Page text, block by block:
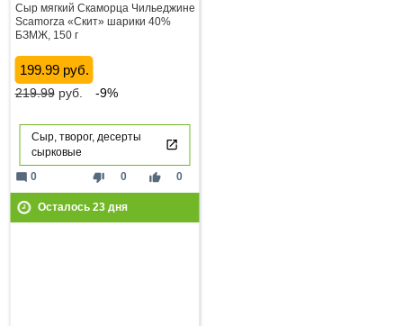
Сыр мягкий Скаморца Чильеджине
Scamorza «Скит» шарики 40%
БЗМЖ, 150 г
199.99 руб.
219.99руб. -9%
Сыр, творог, десерты
сырковые
thumb_down 0 thumb_up 0
mode_comment 0
Осталось 23дня